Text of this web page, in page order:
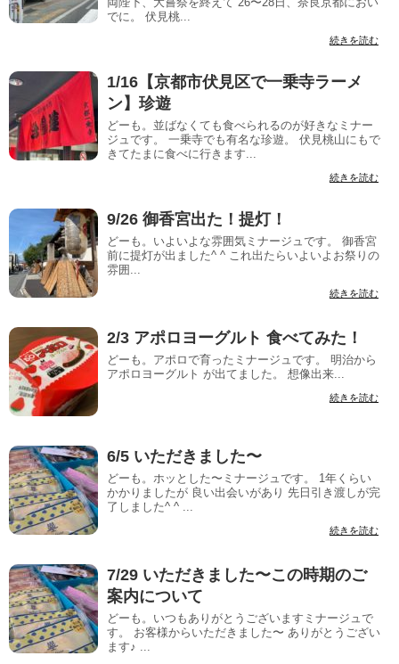
でに。 伏見桃...
続きを読む
1/16【京都市伏見区で一乗寺ラーメ
ン】珍遊
どーも。並ばなくても食べられるのが好きなミナー
ジュです。 一乗寺でも有名な珍遊。 伏見桃山にもで
きてたまに食べに行きます...
続きを読む
9/26 御香宮出た！提灯！
どーも。いよいよな雰囲気ミナージュです。 御香宮
前に提灯が出ました^ ^ これ出たらいよいよお祭りの
雰囲...
続きを読む
2/3 アポロヨーグルト 食べてみた！
どーも。アポロで育ったミナージュです。 明治から
アポロヨーグルト が出てました。 想像出来...
続きを読む
6/5 いただきました〜
どーも。ホッとした〜ミナージュです。 1年くらい
かかりましたが 良い出会いがあり 先日引き渡しが完
了しました^ ^ ...
続きを読む
7/29 いただきました〜この時期のご
案内について
どーも。いつもありがとうございますミナージュで
す。 お客様からいただきました〜 ありがとうござい
ます♪ ...